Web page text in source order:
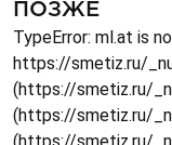
ПОЗЖЕ
TypeError: ml.at is
https://smetiz.ru/
(https://smetiz.ru/
(https://smetiz.ru/